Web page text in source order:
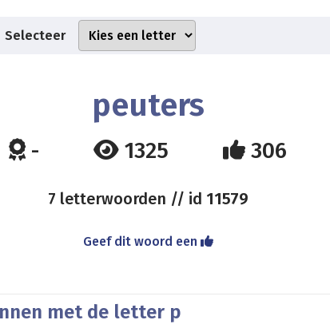
Selecteer
peuters
- 1325 306
7 letterwoorden // id 11579
Geef dit woord een
met de letter p